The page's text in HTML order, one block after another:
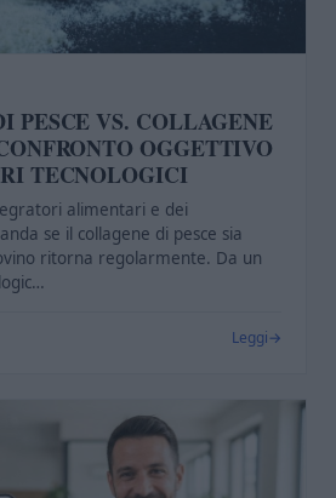
PESCE VS. COLLAGENE
OGGETTIVO
TECNOLOGICI
alimentari e dei
se il collagene di pesce sia
ritorna regolarmente. Da un
Leggi